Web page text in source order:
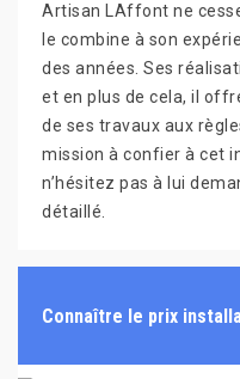
Artisan LAffont ne
le combine à son
des années. Ses
et en plus de cela, il
de ses travaux aux
mission à confier à cet
n’hésitez pas à lui
détaillé.
Connaître le prix